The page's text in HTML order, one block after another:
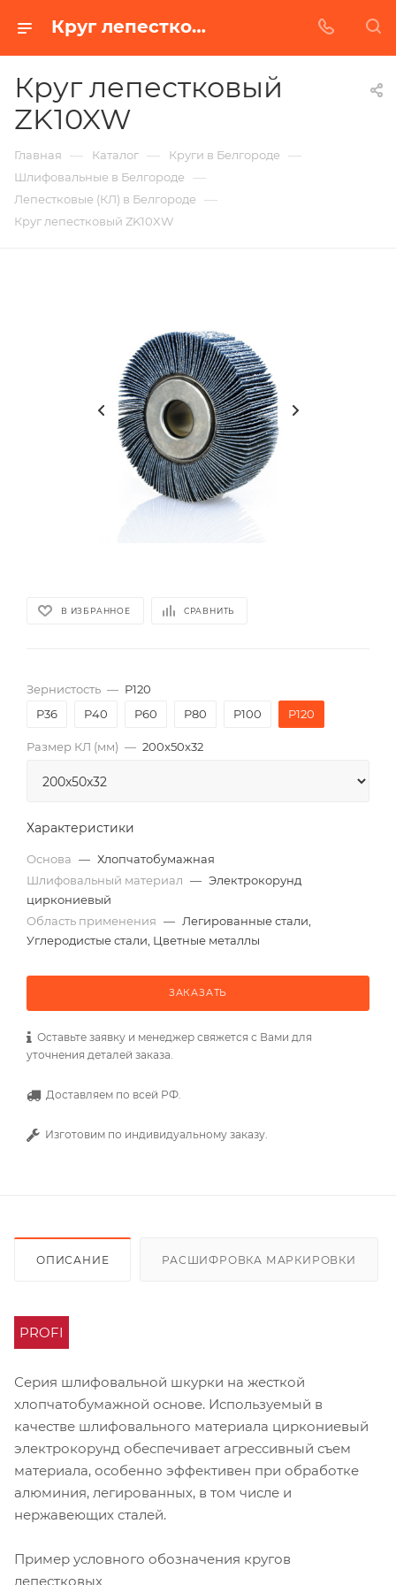
Круг лепестковый ZK10XW в Белгороде | Купить по недорогой цене от Абразивного Завода
Круг лепестковый
ZK10XW
Главная — Каталог — Круги в Белгороде —
Шлифовальные в Белгороде —
Лепестковые (КЛ) в Белгороде —
Круг лепестковый ZK10XW
В ИЗБРАННОЕ СРАВНИТЬ
Зернистость — P120
P36
P40 P60 P80 P100 P120
Размер КЛ (мм) — 200x50x32
Характеристики
Основа — Хлопчатобумажная
Шлифовальный материал — Электрокорунд
циркониевый
Область применения — Легированные стали,
Углеродистые стали, Цветные металлы
ЗАКАЗАТЬ
Оставьте заявку и менеджер свяжется с Вами для
уточнения деталей заказа.
Доставляем по всей РФ.
Изготовим по индивидуальному заказу.
ОПИСАНИЕ РАСШИФРОВКА МАРКИРОВКИ
PROFI
Серия шлифовальной шкурки на жесткой
хлопчатобумажной основе. Используемый в
качестве шлифовального материала циркониевый
электрокорунд обеспечивает агрессивный съем
материала, особенно эффективен при обработке
алюминия, легированных, в том числе и
нержавеющих сталей.
Пример условного обозначения кругов
лепестковых